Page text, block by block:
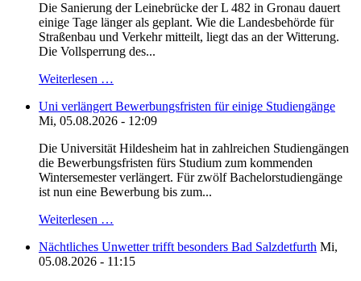
Die Sanierung der Leinebrücke der L 482 in Gronau dauert
einige Tage länger als geplant. Wie die Landesbehörde für
Straßenbau und Verkehr mitteilt, liegt das an der Witterung.
Die Vollsperrung des...
Weiterlesen …
Uni verlängert Bewerbungsfristen für einige Studiengänge
Mi, 05.08.2026 - 12:09
Die Universität Hildesheim hat in zahlreichen Studiengängen
die Bewerbungsfristen fürs Studium zum kommenden
Wintersemester verlängert. Für zwölf Bachelorstudiengänge
ist nun eine Bewerbung bis zum...
Weiterlesen …
Nächtliches Unwetter trifft besonders Bad Salzdetfurth Mi,
05.08.2026 - 11:15